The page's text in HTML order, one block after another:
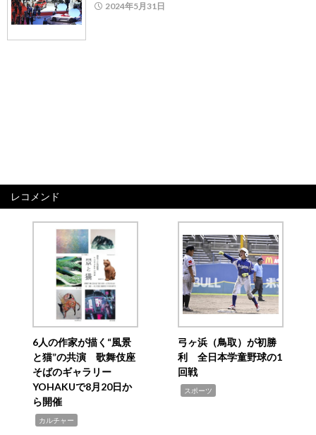
2024年5月31日
レコメンド
6人の作家が描く“風景
と猫”の共演 歌舞伎座
そばのギャラリー
YOHAKUで8月20日か
ら開催
カルチャー
弓ヶ浜（鳥取）が初勝
利 全日本学童野球の1
回戦
スポーツ